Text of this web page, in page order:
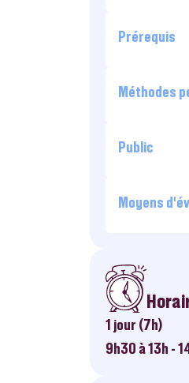
Prérequis
Méthodes
Public
Moyens
1 jour (7h)
9h30 à 13h -